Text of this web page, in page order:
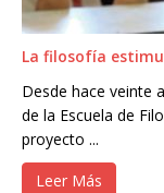
La filosofía
Desde hace veinte
de la Escuela de
proyecto ...
Leer Más